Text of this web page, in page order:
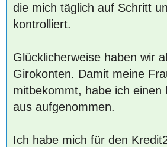
die mich täglich auf Schritt
kontrolliert.
Glücklicherweise haben wir
Girokonten. Damit meine
mitbekommt, habe ich einen
aus aufgenommen.
Ich habe mich für den